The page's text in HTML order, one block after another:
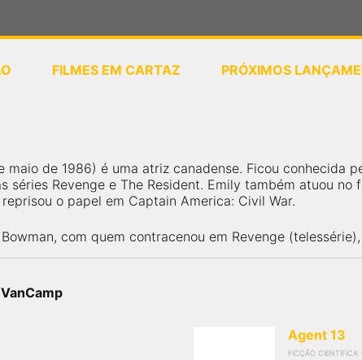
FILMES EM CARTAZ PRÓXIMOS
maio de 1986) é uma atriz canadense. Ficou conhecida
séries Revenge e The Resident. Emily também atuou
o papel em Captain America: Civil War.
com quem contracenou em Revenge
Agent 13
FICÇÃO CIENTÍFICA